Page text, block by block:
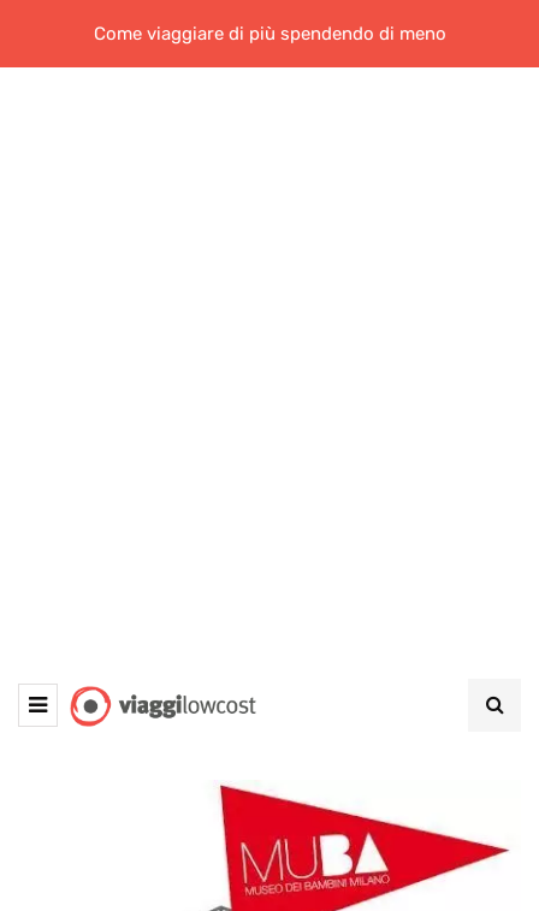
Come viaggiare di più spendendo di meno